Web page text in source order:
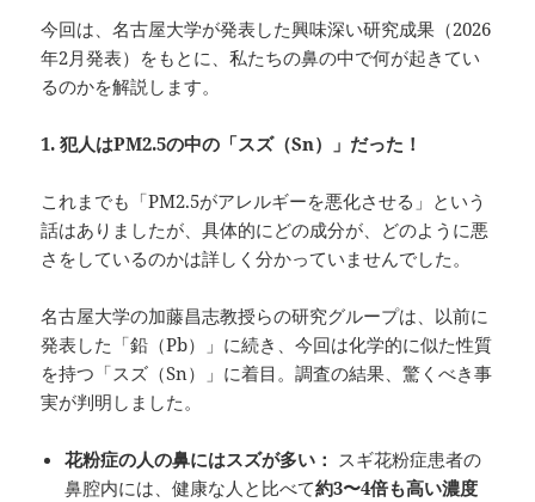
今回は、名古屋大学が発表した興味深い研究成果（2026
年2月発表）をもとに、私たちの鼻の中で何が起きてい
るのかを解説します。
1.犯人はPM2.5の中の「スズ（Sn）」だった！
これまでも「PM2.5がアレルギーを悪化させる」という
話はありましたが、具体的にどの成分が、どのように悪
さをしているのかは詳しく分かっていませんでした。
名古屋大学の加藤昌志教授らの研究グループは、以前に
発表した「鉛（Pb）」に続き、今回は化学的に似た性質
を持つ「スズ（Sn）」に着目。調査の結果、驚くべき事
実が判明しました。
花粉症の人の鼻にはスズが多い： スギ花粉症患者の
鼻腔内には、健康な人と比べて約3〜4倍も高い濃度